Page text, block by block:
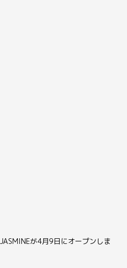
が4月9日にオープンしま